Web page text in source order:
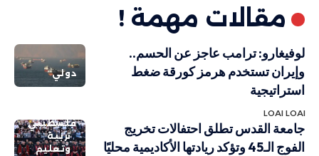
مقالات مهمة !
دولي
لوفيغارو: ترامب عاجز عن الحسم..
وإيران تستخدم هرمز كورقة ضغط
استراتيجية
LOAI LOAI
فلسطيني
تربية
وتعليم
جامعة القدس تطلق احتفالات تخريج
الفوج الـ45 وتؤكد ريادتها الأكاديمية محليًا